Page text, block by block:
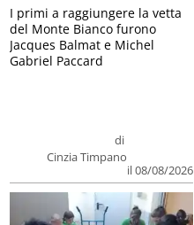
di
Cinzia Timpano
il 08/08/2026
I primi a raggiungere la vetta
del Monte Bianco furono
Jacques Balmat e Michel
Gabriel Paccard